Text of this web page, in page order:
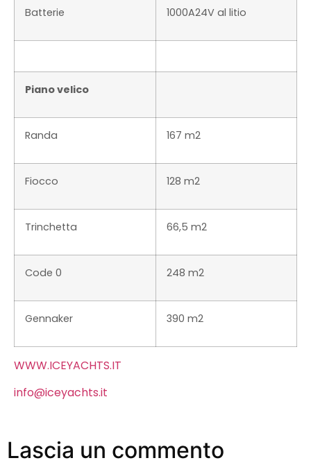
Batterie 1000A24V al litio
Piano velico
Randa 167 m2
Fiocco 128 m2
Trinchetta 66,5 m2
Code 0 248 m2
Gennaker 390 m2
WWW.ICEYACHTS.IT
info@iceyachts.it
Lascia un commento